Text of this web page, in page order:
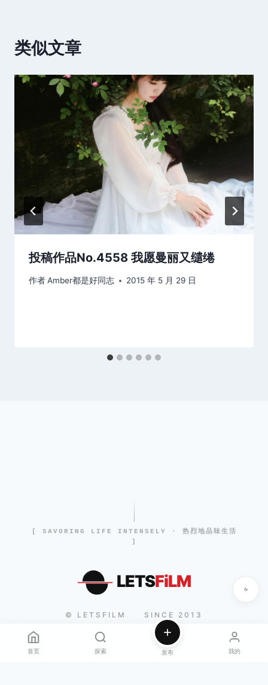
类似文章
投稿作品No.4558 我愿曼丽又缱绻
作者Amber都是好同志 2015 年 5 月 29 日
[ SAVORING LIFE INTENSELY · 热烈地品味生活
]
LETSFiLM
© LETSFILM SINCE 2013
首页 探索 发布 我的